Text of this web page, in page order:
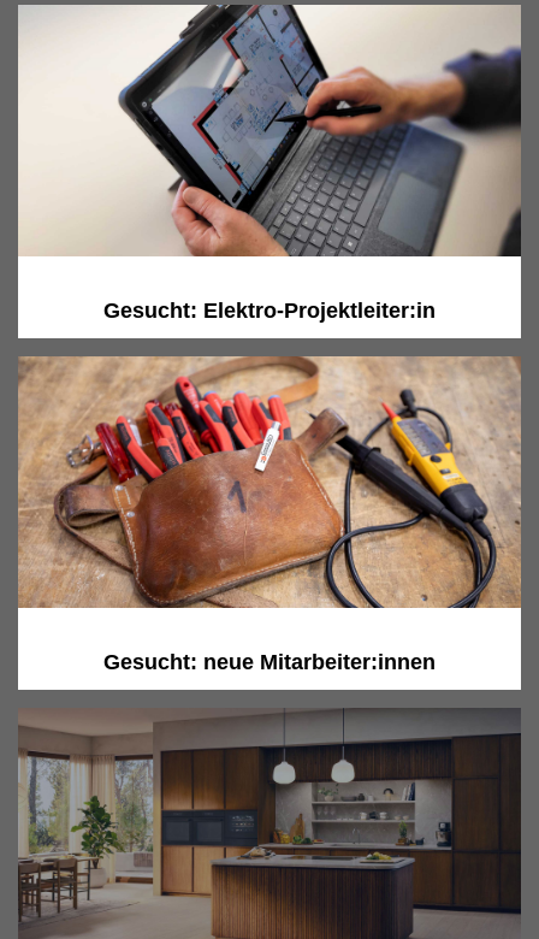
Gesucht: Elektro-Projektleiter:in
Gesucht: neue Mitarbeiter:innen